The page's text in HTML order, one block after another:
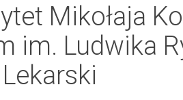
Mikołaja
im. Ludwika